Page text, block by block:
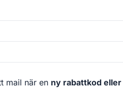
mail när en ny rabattkod